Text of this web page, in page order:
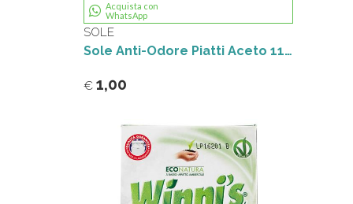
Acquista con
WhatsApp
SOLE
Sole Anti-Odore Piatti Aceto 1100 ml
€ 1,00